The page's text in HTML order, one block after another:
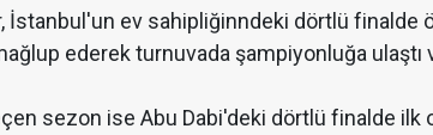
İstanbul'un ev sahipliğinndeki dörtlü finalde
ederek turnuvada şampiyonluğa ulaştı
sezon ise Abu Dabi'deki dörtlü finalde ilk